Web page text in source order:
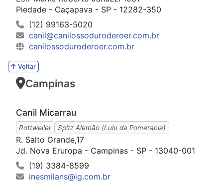
Piedade - Caçapava - SP - 12282-350
(12) 99163-5020
canil@canilossoduroderoer.com.br
canilossoduroderoer.com.br
Voltar
Campinas
Canil Micarrau
Rottweiler Spitz Alemão (Lulu da Pomerania)
R. Salto Grande,17
Jd. Nova Eruropa - Campinas - SP - 13040-001
(19) 3384-8599
inesmilans@ig.com.br